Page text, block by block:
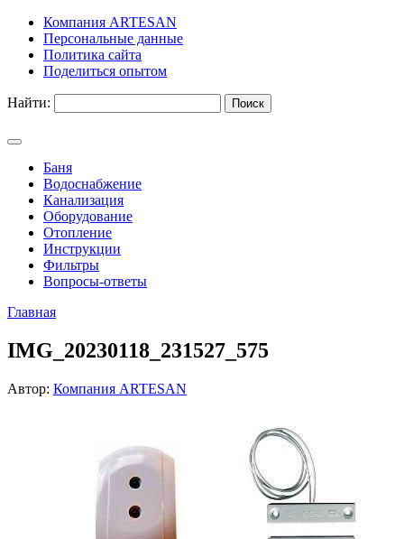
Компания ARTESAN
Персональные данные
Политика сайта
Поделиться опытом
Найти:
Баня
Водоснабжение
Канализация
Оборудование
Отопление
Инструкции
Фильтры
Вопросы-ответы
Главная
IMG_20230118_231527_575
Автор: Компания ARTESAN